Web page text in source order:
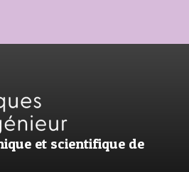
et scientifique de